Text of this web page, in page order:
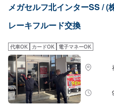
メガセルフ北インターSS / (
レーキフルード交換
代車OK カードOK 電子マネーOK